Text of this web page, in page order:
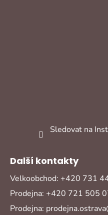
Sledovat na
Další kontakty
Velkoobchod: +420 731
Prodejna: +420 721 505
Prodejna: